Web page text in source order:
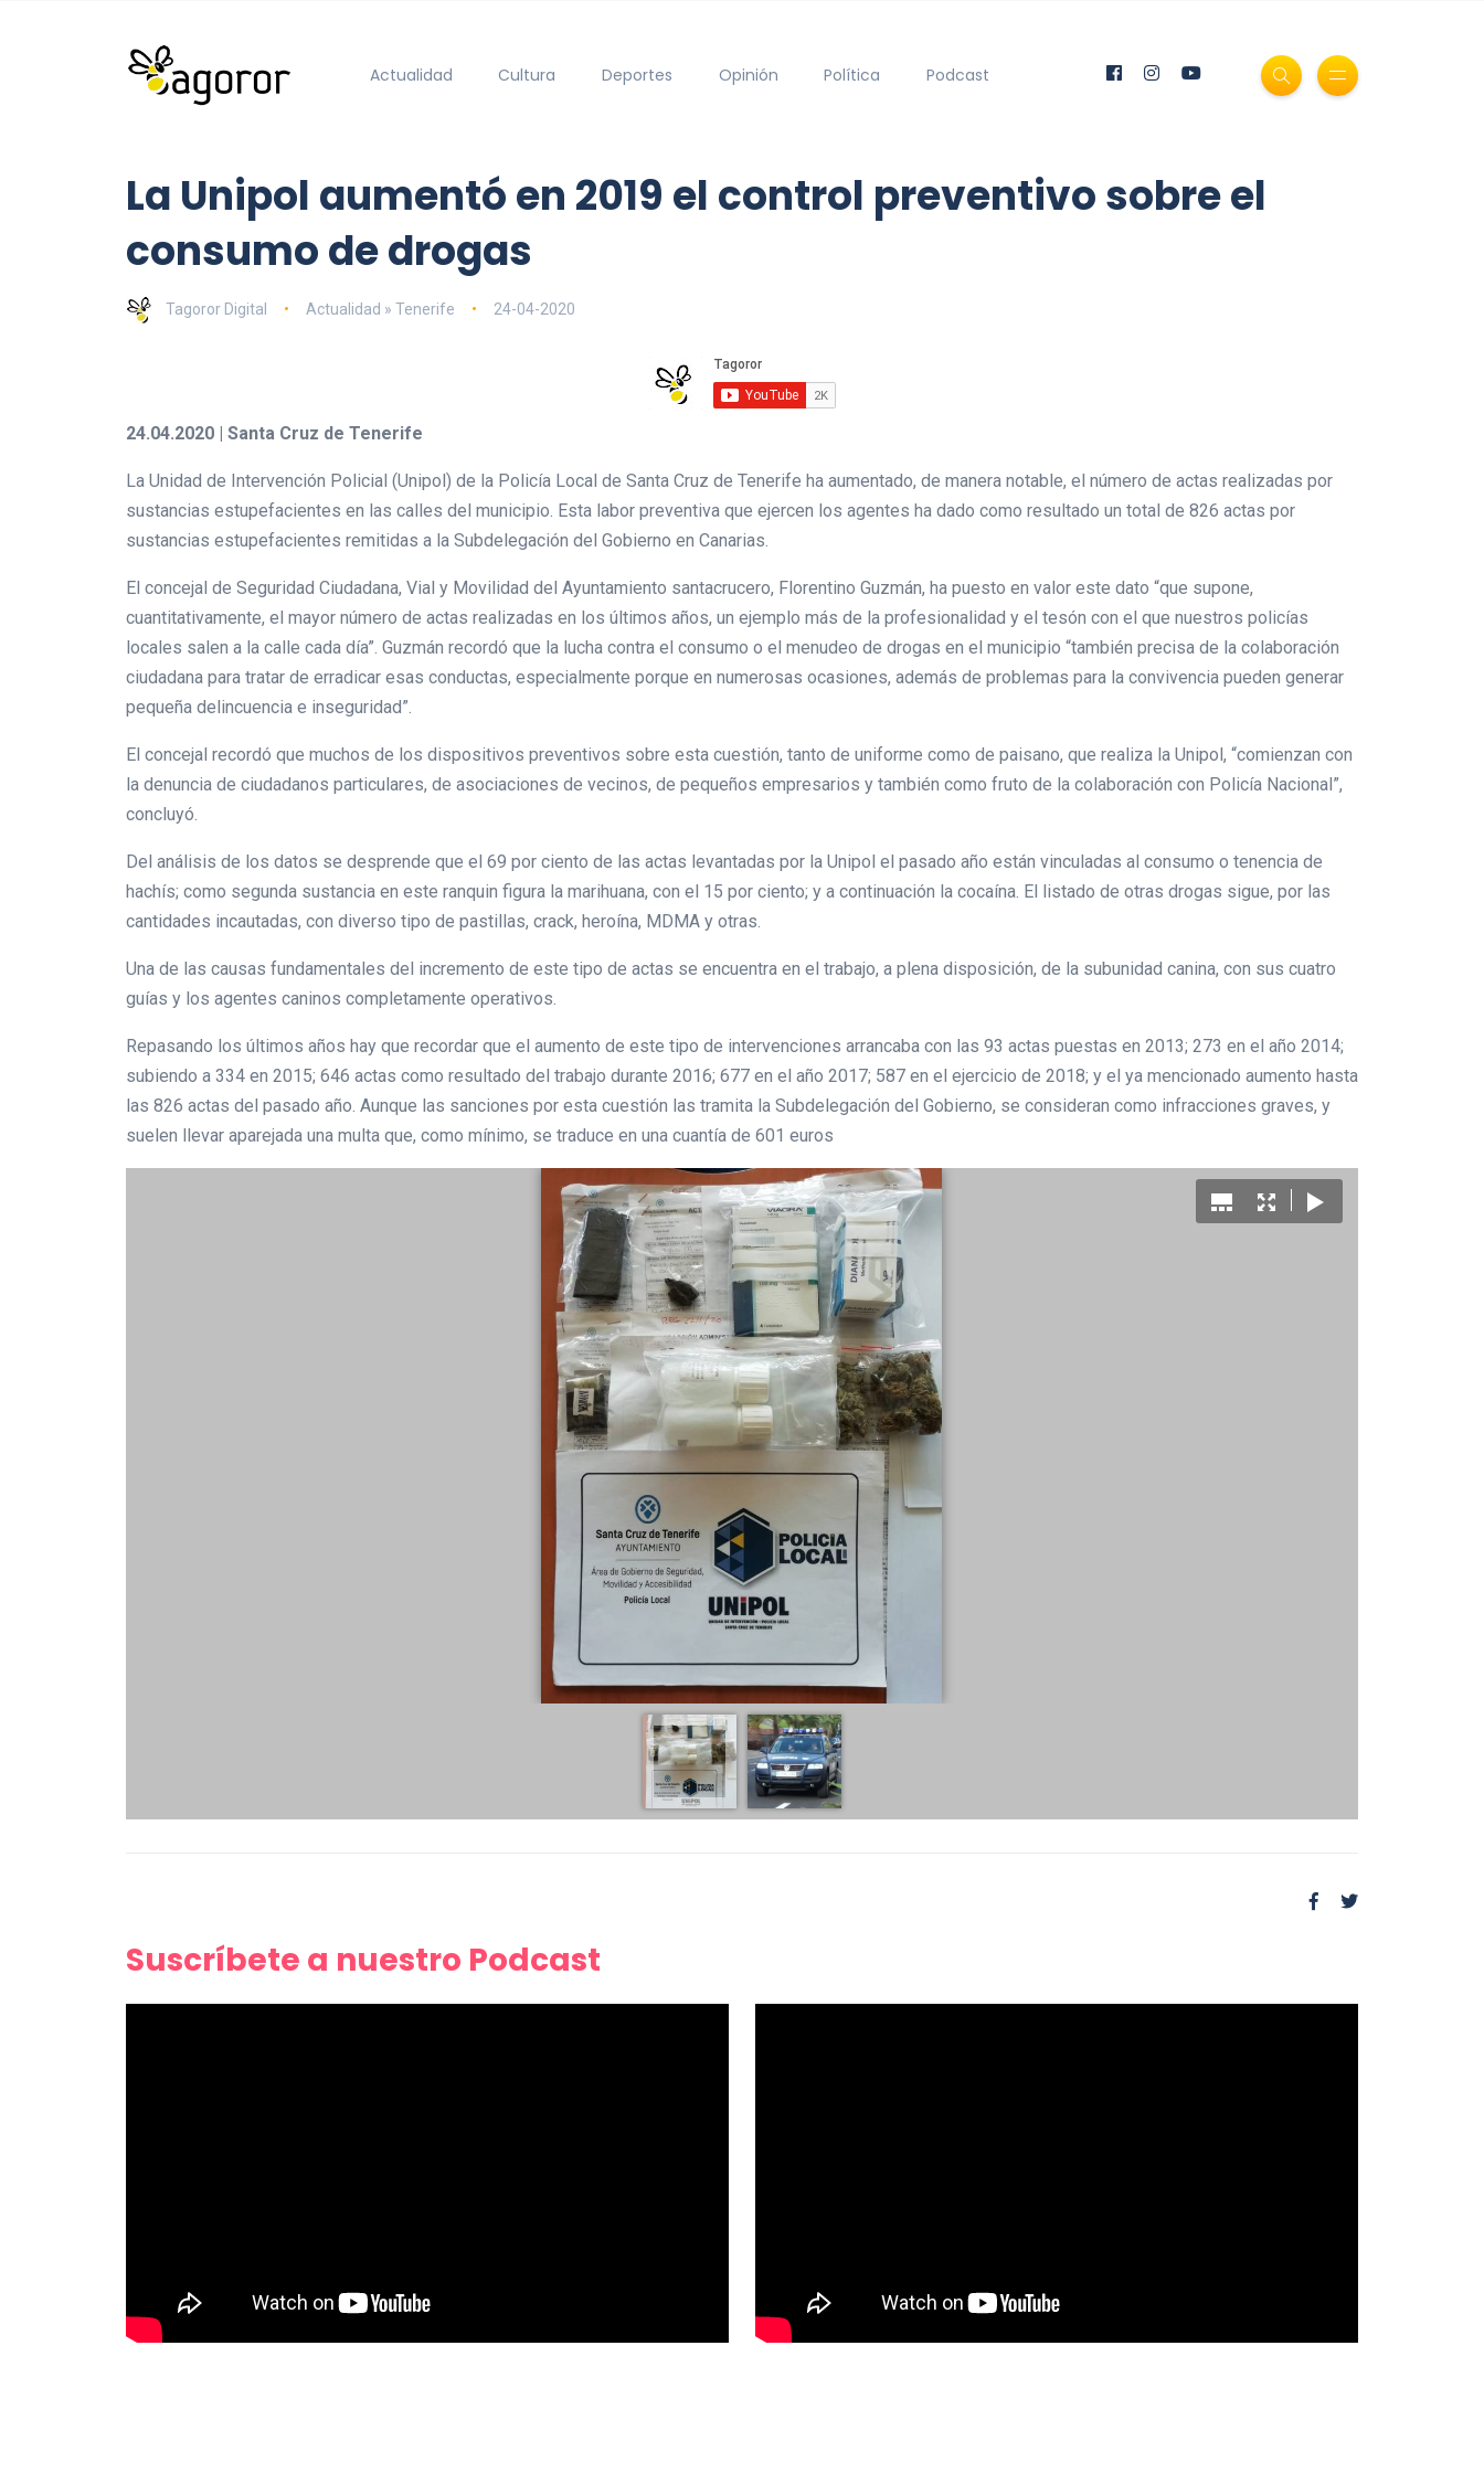
Actualidad Cultura Deportes Opinión Política Podcast
La Unipol aumentó en 2019 el control preventivo sobre el
consumo de drogas
Tagoror Digital Actualidad » Tenerife 24-04-2020
24.04.2020 | Santa Cruz de Tenerife
La Unidad de Intervención Policial (Unipol) de la Policía Local de Santa Cruz de Tenerife ha aumentado, de manera notable, el número de actas realizadas por
sustancias estupefacientes en las calles del municipio. Esta labor preventiva que ejercen los agentes ha dado como resultado un total de 826 actas por
sustancias estupefacientes remitidas a la Subdelegación del Gobierno en Canarias.
El concejal de Seguridad Ciudadana, Vial y Movilidad del Ayuntamiento santacrucero, Florentino Guzmán, ha puesto en valor este dato “que supone,
cuantitativamente, el mayor número de actas realizadas en los últimos años, un ejemplo más de la profesionalidad y el tesón con el que nuestros policías
locales salen a la calle cada día”. Guzmán recordó que la lucha contra el consumo o el menudeo de drogas en el municipio “también precisa de la colaboración
ciudadana para tratar de erradicar esas conductas, especialmente porque en numerosas ocasiones, además de problemas para la convivencia pueden generar
pequeña delincuencia e inseguridad”.
El concejal recordó que muchos de los dispositivos preventivos sobre esta cuestión, tanto de uniforme como de paisano, que realiza la Unipol, “comienzan con
la denuncia de ciudadanos particulares, de asociaciones de vecinos, de pequeños empresarios y también como fruto de la colaboración con Policía Nacional”,
concluyó.
Del análisis de los datos se desprende que el 69 por ciento de las actas levantadas por la Unipol el pasado año están vinculadas al consumo o tenencia de
hachís; como segunda sustancia en este ranquin figura la marihuana, con el 15 por ciento; y a continuación la cocaína. El listado de otras drogas sigue, por las
cantidades incautadas, con diverso tipo de pastillas, crack, heroína, MDMA y otras.
Una de las causas fundamentales del incremento de este tipo de actas se encuentra en el trabajo, a plena disposición, de la subunidad canina, con sus cuatro
guías y los agentes caninos completamente operativos.
Repasando los últimos años hay que recordar que el aumento de este tipo de intervenciones arrancaba con las 93 actas puestas en 2013; 273 en el año 2014;
subiendo a 334 en 2015; 646 actas como resultado del trabajo durante 2016; 677 en el año 2017; 587 en el ejercicio de 2018; y el ya mencionado aumento hasta
las 826 actas del pasado año. Aunque las sanciones por esta cuestión las tramita la Subdelegación del Gobierno, se consideran como infracciones graves, y
suelen llevar aparejada una multa que, como mínimo, se traduce en una cuantía de 601 euros
Suscríbete a nuestro Podcast